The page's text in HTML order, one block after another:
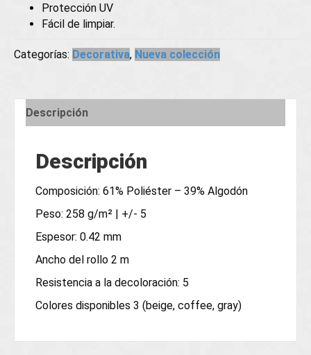
Protección UV
Fácil de limpiar.
Categorías: Decorativa, Nueva colección
Descripción
Descripción
Composición: 61% Poliéster – 39% Algodón
Peso: 258 g/m² | +/- 5
Espesor: 0.42 mm
Ancho del rollo 2 m
Resistencia a la decoloración: 5
Colores disponibles 3 (beige, coffee, gray)